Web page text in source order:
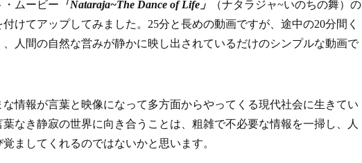
ムービー 「Nataraja~The Dance of Life」
（ナタラジャ~いのちの舞）の
けてアップしてみました。25分と長めの動画ですが、途中の20分間く
、人間の自然な営みが静かに映し出されているだけのシンプルな動画で
情報が言葉と映像になって多方面からやってくる現代社会に生きてい
なき静寂の世界に向き合うことは、粗雑で不必要な情報を一掃し、人
ましてくれるのではないかと思います。